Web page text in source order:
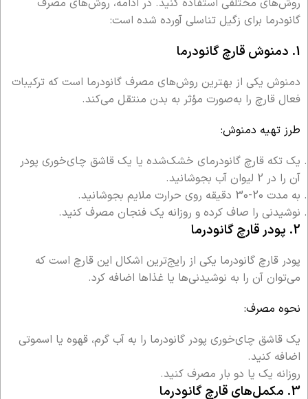
گانودرما برای زگیل تناسلی آورده شده است:
1. دمنوش قارچ گانودرما
دمنوش یکی از بهترین روش‌های مصرف گانودرما است که ترکیبات
فعال قارچ را به‌صورت مؤثر به بدن منتقل می‌کند.
طرز تهیه دمنوش:
یک تکه قارچ گانودرمای خشک‌شده یا یک قاشق چای‌خوری پودر
آن را در 2 لیوان آب بجوشانید.
به مدت 20-30 دقیقه روی حرارت ملایم بجوشانید.
نوشیدنی را صاف کرده و روزانه یک فنجان مصرف کنید.
2. پودر قارچ گانودرما
پودر قارچ گانودرما یکی از رایج‌ترین اشکال این قارچ است که
می‌توان آن را به نوشیدنی‌ها یا غذاها اضافه کرد.
نحوه مصرف:
یک قاشق چای‌خوری پودر گانودرما را به آب گرم، قهوه یا اسموتی
اضافه کنید.
روزانه یک یا دو بار مصرف کنید.
3. مکمل‌های قارچ گانودرما